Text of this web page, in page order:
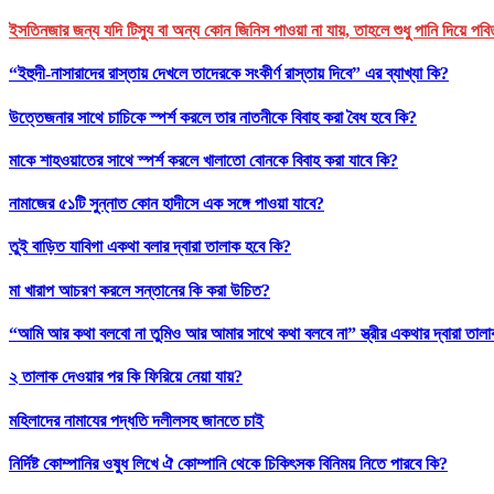
ইসতিনজার জন্য যদি টিস্যু বা অন্য কোন জিনিস পাওয়া না যায়, তাহলে শুধু পানি দিয়ে
“ইহুদী-নাসারাদের রাস্তায় দেখলে তাদেরকে সংকীর্ণ রাস্তায় দিবে” এর ব্যাখ্যা কি?
উত্তেজনার সাথে চাচিকে স্পর্শ করলে তার নাতনীকে বিবাহ করা বৈধ হবে কি?
মাকে শাহওয়াতের সাথে স্পর্শ করলে খালাতো বোনকে বিবাহ করা যাবে কি?
নামাজের ৫১টি সুন্নাত কোন হাদীসে এক সঙ্গে পাওয়া যাবে?
তুই বাড়িত যাবিগা একথা বলার দ্বারা তালাক হবে কি?
মা খারাপ আচরণ করলে সন্তানের কি করা উচিত?
“আমি আর কথা বলবো না তুমিও আর আমার সাথে কথা বলবে না” স্ত্রীর একথার দ্বারা
২ তালাক দেওয়ার পর কি ফিরিয়ে নেয়া যায়?
মহিলাদের নামাযের পদ্ধতি দলীলসহ জানতে চাই
নির্দিষ্ট কোম্পানির ওষুধ লিখে ঐ কোম্পানি থেকে চিকিৎসক বিনিময় নিতে পারবে কি?